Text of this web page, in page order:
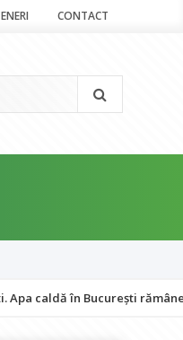
CONTACT
București rămâne asigurată